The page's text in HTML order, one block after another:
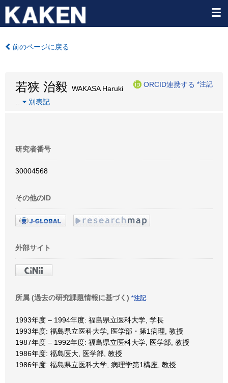
前のページに戻る
若狭 治毅 WAKASA Haruki
ORCID連携する *注記
別表記
研究者番号
30004568
その他のID
外部サイト
所属 (過去の研究課題情報に基づく) *注記
1993年度 – 1994年度: 福島県立医科大学, 学長
1993年度: 福島県立医科大学, 医学部・第1病理, 教授
1987年度 – 1992年度: 福島県立医科大学, 医学部, 教授
1986年度: 福島医大, 医学部, 教授
1986年度: 福島県立医科大学, 病理学第1構座, 教授